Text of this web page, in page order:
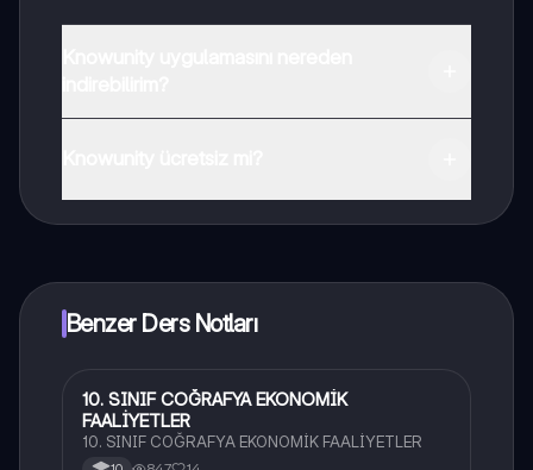
Benzer Ders Notları
Coğrafya
10. SINIF COĞRAFYA EKONOMİK
FAALİYETLER
10. SINIF COĞRAFYA EKONOMİK FAALİYETLER